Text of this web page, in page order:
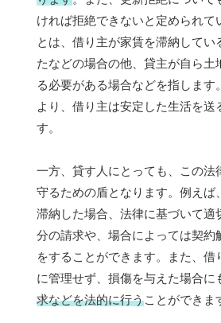
ければ拒絶できないと定められて
とは、借り主が家賃を滞納してい
たなどの場合の他、貸主が自ら土
る必要がある場合などを指します
より、借り主は安定した生活を送
す。
一方、貸す人にとっても、この法
守るための盾となります。例えば
滞納した場合、法律に基づいて適
分の請求や、場合によっては契約
をすることができます。また、借
に管理せず、損傷を与えた場合に
求などを法的に行うことができま